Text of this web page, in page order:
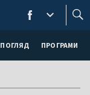
ПОГЛЯД ПРОГРАМИ